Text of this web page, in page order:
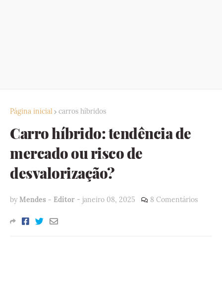
Página inicial carros híbridos
Carro híbrido: tendência de
mercado ou risco de
desvalorização?
by Mendes - Editor - janeiro 08, 2025 8 Comentários